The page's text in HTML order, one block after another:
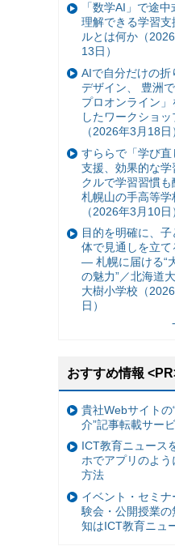
「数学AI」で途
理解できる学習支
ルとは何か（
13日）
AIで自分だけの折
デザイン、 豊洲
プロオンライン」
したワークショ
（2026年3月18日
すららで「学び直
支援、効果的な学
クルで学習習慣も
札幌山の手高等学
（2026年3月10日
目的を明確に、子
体で見通しを立て
— 札幌に届ける“
の魅力”／北海道
大樹小学校（
日）
おすすめ情報
貴社Webサイトの
介”記事転載サー
ICT教育ニュース
ホでアプリのよう
方法
イベント・セミナ
験会・公開授業の
知はICT教育ニュ